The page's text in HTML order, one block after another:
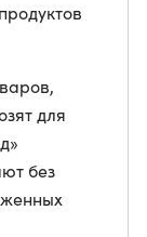
для
без